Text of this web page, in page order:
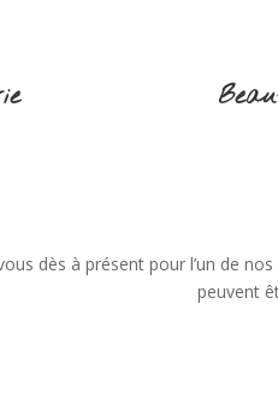
dès à présent pour l’un de
peuvent